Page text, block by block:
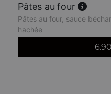
Pâtes au four
Pâtes au four, sauce
hachée
6.90